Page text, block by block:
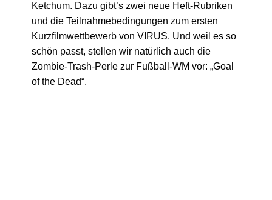
Ketchum. Dazu gibt’s zwei neue Heft-Rubriken
und die Teilnahmebedingungen zum ersten
Kurzfilmwettbewerb von VIRUS. Und weil es so
schön passt, stellen wir natürlich auch die
Zombie-Trash-Perle zur Fußball-WM vor: „Goal
of the Dead“.